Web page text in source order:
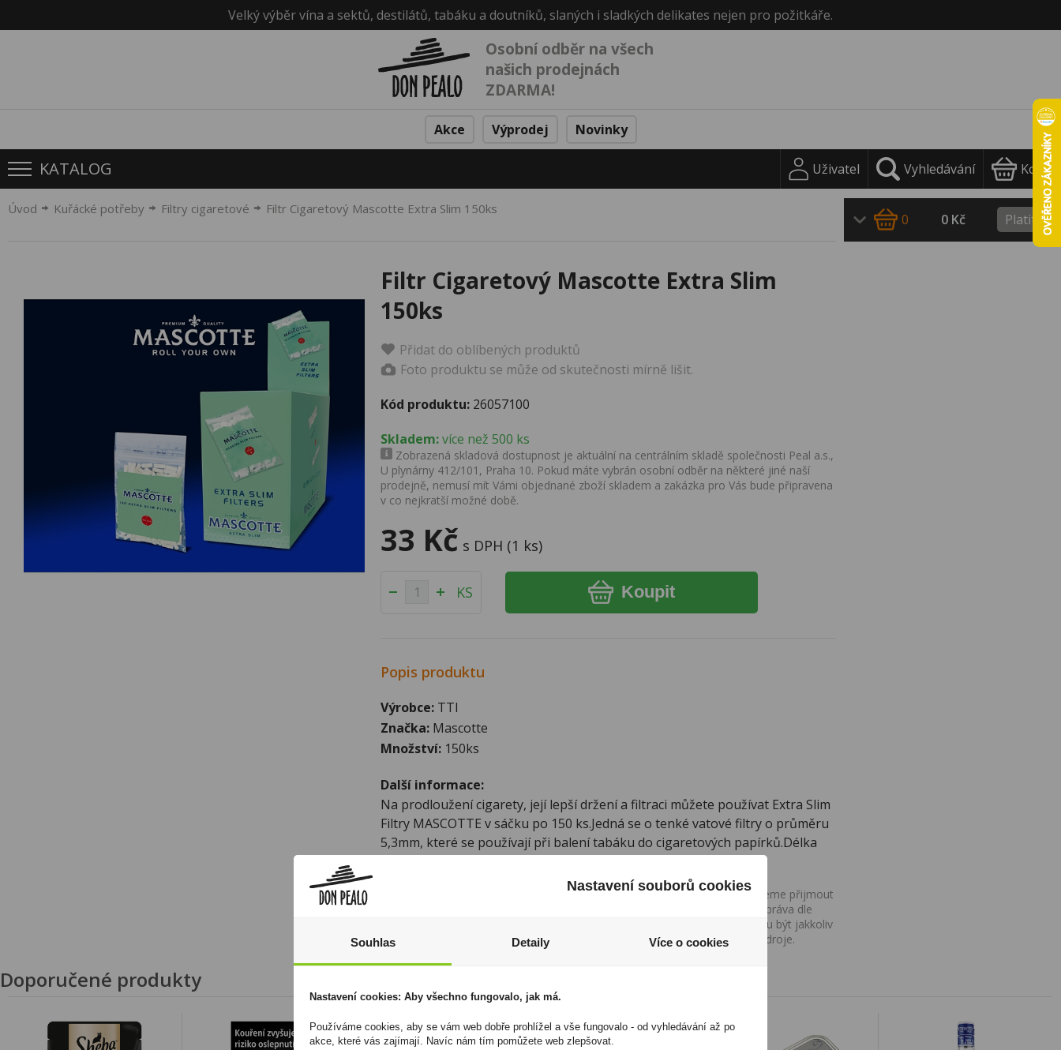
Velký výběr vína a sektů, destilátů, tabáku a doutníků, slaných i sladkých delikates nejen pro požitkáře.
Osobní odběr na všech
našich prodejnách
ZDARMA!
Akce Výprodej Novinky
KATALOG Uživatel Vyhledávání Košík
Úvod Kuřácké potřeby Filtry cigaretové Filtr Cigaretový Mascotte Extra Slim 150ks
Filtr Cigaretový Mascotte Extra Slim
150ks
Přidat do oblíbených produktů
Foto produktu se může od skutečnosti mírně lišit.
Kód produktu: 26057100
Skladem:více než 500 ks
Zobrazená skladová dostupnost je aktuální na centrálním skladě společnosti Peal a.s.,
U plynárny 412/101, Praha 10. Pokud máte vybrán osobní odběr na některé jiné naší
prodejně, nemusí mít Vámi objednané zboží skladem a zakázka pro Vás bude připravena
v co nejkratší možné době.
33 Kč s DPH (1 ks)
KS Koupit
Popis produktu
Výrobce: TTI
Značka: Mascotte
Množství: 150ks
Další informace:
Na prodloužení cigarety, její lepší držení a filtraci můžete používat Extra Slim
Filtry MASCOTTE v sáčku po 150 ks.Jedná se o tenké vatové filtry o průměru
5,3mm, které se používají při balení tabáku do cigaretových papírků.Délka
filtru je běžných 15mm.
I přesto, že jsou informace o výrobcích pravidelně aktualizovány, nemůžeme přijmout
odpovědnost za jakékoliv nesprávné informace. To však nemá vliv na Vaše práva dle
zákona. Tyto informace jsou podávány pouze pro osobní použití a nemohou být jakkoliv
kopírovány bez předchozího souhlasu DonPealo ani bez řádného uvedení zdroje.
0 0 Kč Platit
Doporučené produkty
Nastavení souborů cookies
Souhlas Detaily Více o cookies
Nastavení cookies: Aby všechno fungovalo, jak má.
Používáme cookies, aby se vám web dobře prohlížel a vše fungovalo - od vyhledávání až po
akce, které vás zajímají. Navíc nám tím pomůžete web zlepšovat.